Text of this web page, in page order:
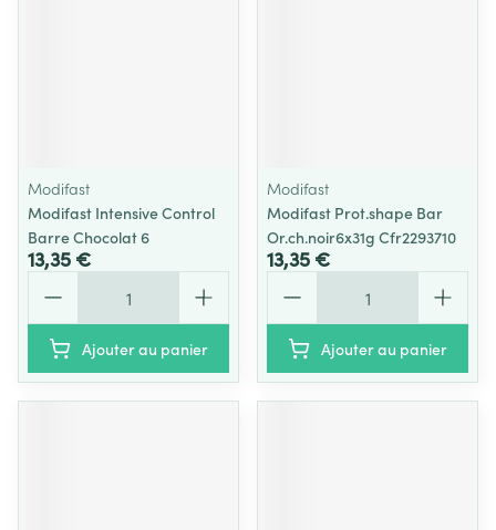
Modifast
Modifast Intensive Control
Barre Chocolat 6
13,35 €
Ajouter au panier
Modifast
Modifast Prot.shape Bar
Or.ch.noir6x31g Cfr2293710
13,35 €
Ajouter au panier